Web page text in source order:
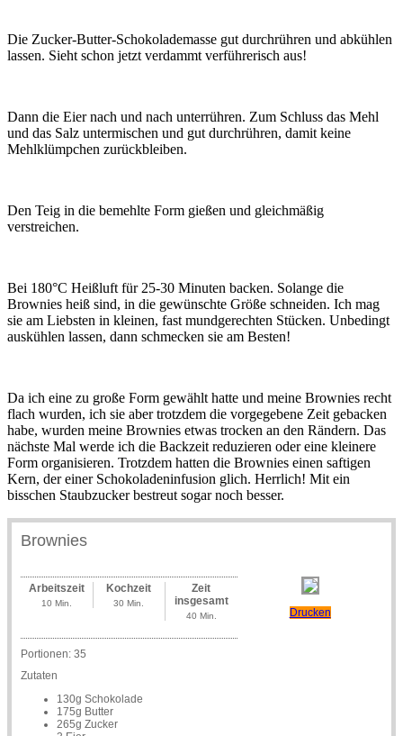
Die Zucker-Butter-Schokolademasse gut durchrühren und abkühlen
lassen. Sieht schon jetzt verdammt verführerisch aus!
Dann die Eier nach und nach unterrühren. Zum Schluss das Mehl
und das Salz untermischen und gut durchrühren, damit keine
Mehlklümpchen zurückbleiben.
Den Teig in die bemehlte Form gießen und gleichmäßig
verstreichen.
Bei 180°C Heißluft für 25-30 Minuten backen. Solange die
Brownies heiß sind, in die gewünschte Größe schneiden. Ich mag
sie am Liebsten in kleinen, fast mundgerechten Stücken. Unbedingt
auskühlen lassen, dann schmecken sie am Besten!
Da ich eine zu große Form gewählt hatte und meine Brownies recht
flach wurden, ich sie aber trotzdem die vorgegebene Zeit gebacken
habe, wurden meine Brownies etwas trocken an den Rändern. Das
nächste Mal werde ich die Backzeit reduzieren oder eine kleinere
Form organisieren. Trotzdem hatten die Brownies einen saftigen
Kern, der einer Schokoladeninfusion glich. Herrlich! Mit ein
bisschen Staubzucker bestreut sogar noch besser.
Brownies
Drucken
Arbeitszeit
10 Min.
Kochzeit
30 Min.
Zeit
insgesamt
40 Min.
Portionen: 35
Zutaten
130g Schokolade
175g Butter
265g Zucker